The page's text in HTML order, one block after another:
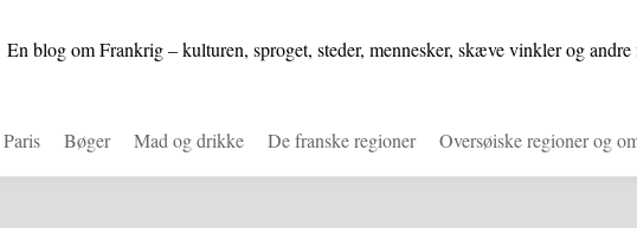
En blog om Frankrig – kulturen, sproget, steder, mennesker, skæve vinkler og
Paris Bøger Mad og drikke De franske regioner Oversøiske regioner og